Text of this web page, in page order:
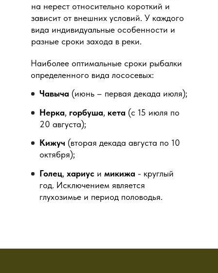
на нерест относительно короткий и
зависит от внешних условий. У каждого
вида индивидуальные особенности и
разные сроки захода в реки.
Наиболее оптимальные сроки рыбалки
определенного вида лососевых:
Чавыча (июнь – первая декада июля);
Нерка, горбуша, кета (с 15 июля по
20 августа);
Кижуч (вторая декада августа по 10
октября);
Голец, хариус и микижа - круглый
год. Исключением является
глухозимье и период половодья.
Подробнее